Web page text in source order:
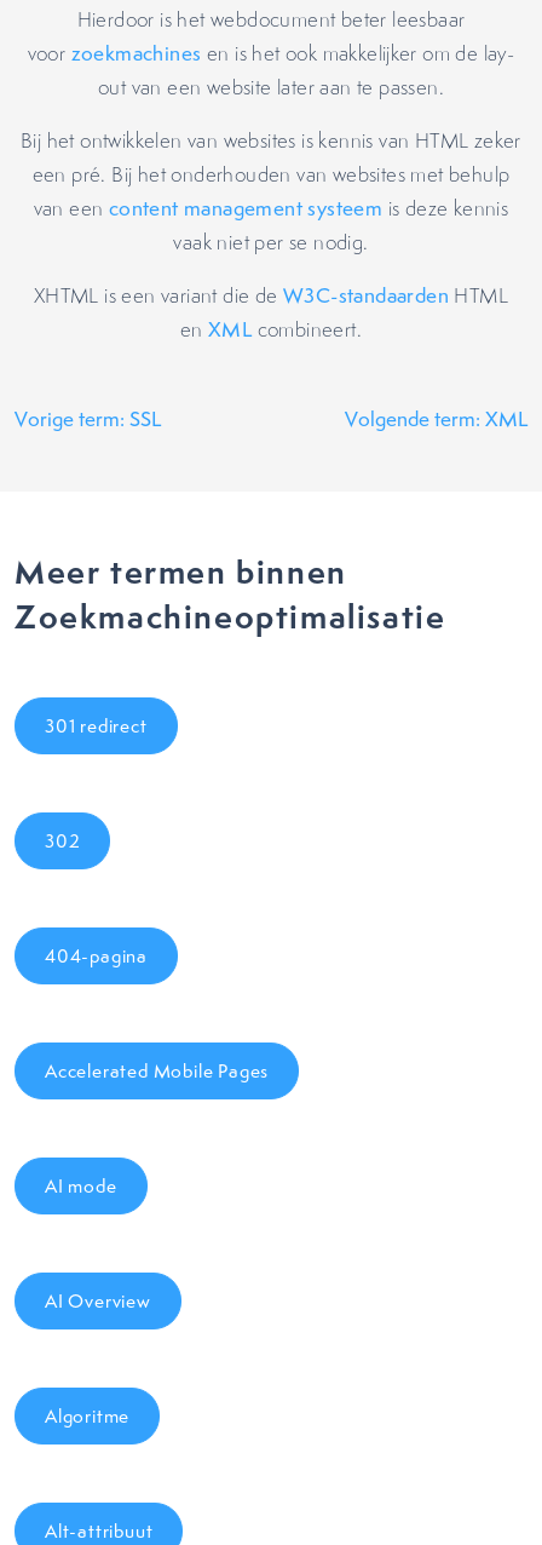
Hierdoor is het webdocument beter leesbaar
voor zoekmachines en is het ook makkelijker om de lay-
out van een website later aan te passen.
Bij het ontwikkelen van websites is kennis van HTML zeker
een pré. Bij het onderhouden van websites met behulp
van een content management systeem is deze kennis
vaak niet per se nodig.
XHTML is een variant die deW3C-standaarden HTML
enXMLcombineert.
Vorige term: SSL Volgende term: XML
Meer termen binnen
Zoekmachineoptimalisatie
301 redirect
302
404-pagina
Accelerated Mobile Pages
AI mode
AI Overview
Algoritme
Alt-attribuut